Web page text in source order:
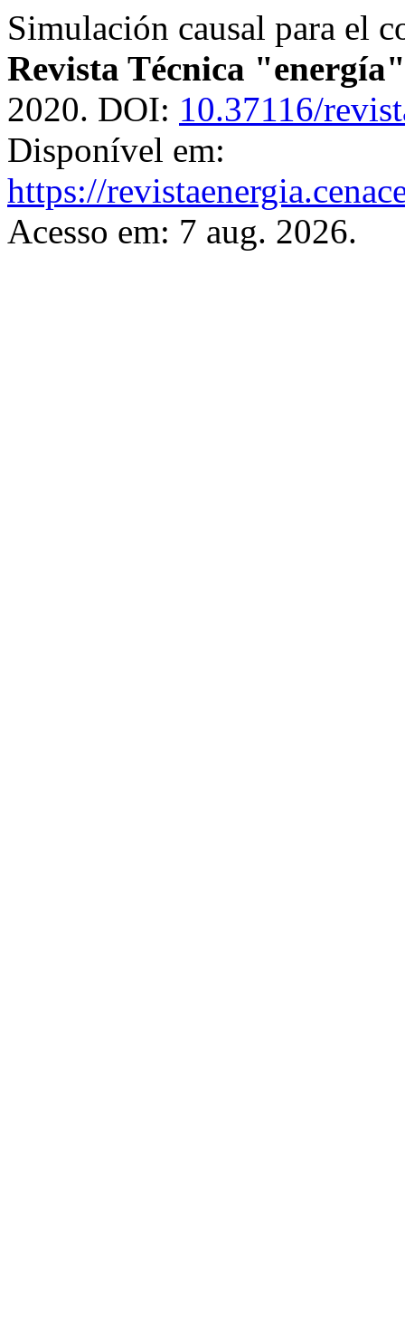
Simulación causal para el
Revista Técnica "energía"
2020. DOI: 10.37116/
Disponível em:
https://
Acesso em: 7 aug. 2026.